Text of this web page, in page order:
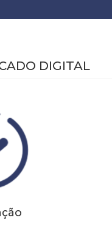
DIGITAL